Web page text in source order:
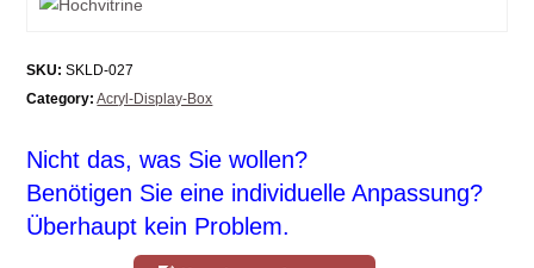
SKU: SKLD-027
Category: Acryl-Display-Box
Nicht das, was Sie wollen?
Benötigen Sie eine individuelle Anpassung?
Überhaupt kein Problem.